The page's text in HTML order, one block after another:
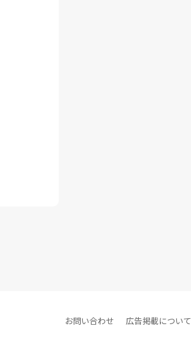
お問い合わせ 広告掲載について